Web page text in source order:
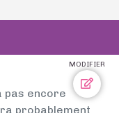
MODIFIER
pas encore
probablement